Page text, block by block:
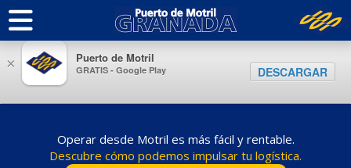
Operar desde Motril es más fácil y rentable.
Descubre cómo podemos impulsar tu logística.
× Puerto de Motril
GRATIS - Google Play DESCARGAR